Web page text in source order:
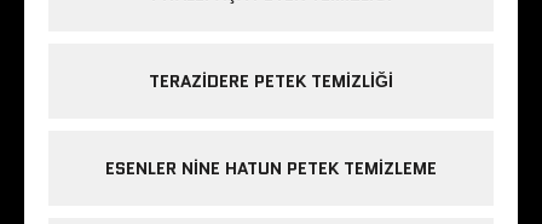
TERAZIDERE PETEK TEMIZLIĞI
ESENLER NINE HATUN PETEK TEMIZLEME